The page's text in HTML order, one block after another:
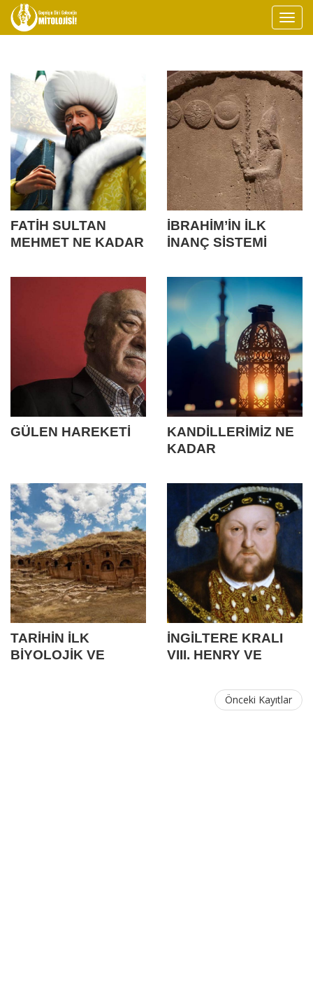
FATİH SULTAN
MEHMET NE KADAR
ADAMIYDI?
İBRAHİM’İN İLK
İNANÇ SİSTEMİ
GÜLEN HAREKETİ
KANDİLLERİMİZ NE
KADAR
TARİHİN İLK
BİYOLOJİK VE
İNGİLTERE KRALI
VIII. HENRY VE
Önceki Kayıtlar